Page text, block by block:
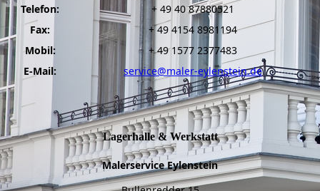
Telefon:
+ 49 40 87880521
Fax:
+ 49 4154 8981194
Mobil:
+ 49 1577 2377483
E-Mail:
service@maler-eylenstein.de
Lagerhalle & Werkstatt
Malerservice Eylenstein